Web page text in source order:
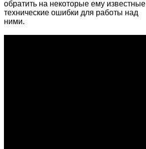
обратить на некоторые ему известные
технические ошибки для работы над
ними.